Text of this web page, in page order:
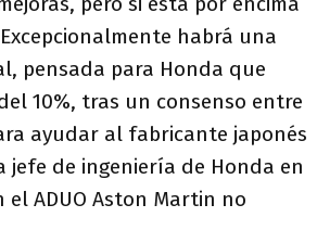
habrá una
pensada para Honda que
10%, tras un consenso entre
ayudar al fabricante japonés
jefe de ingeniería de Honda en
el ADUO Aston Martin no